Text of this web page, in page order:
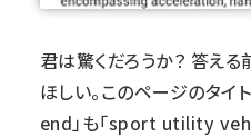
君は驚くだろうか？ 答え
ほしい。このページのタイ
end」も「sport utility